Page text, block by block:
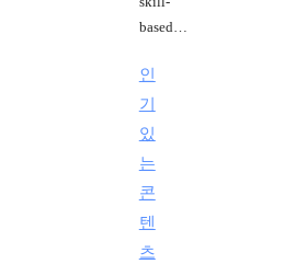
based…
인
기
있
는
콘
텐
츠